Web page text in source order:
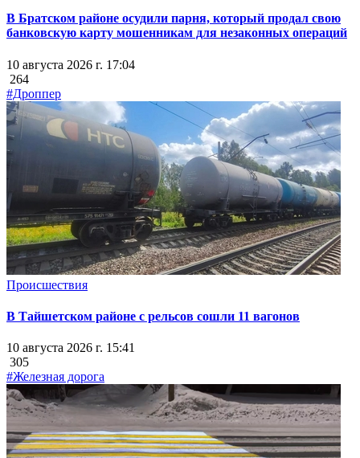
В Братском районе осудили парня, который продал свою
банковскую карту мошенникам для незаконных операций
10 августа 2026 г. 17:04
264
#Дроппер
Происшествия
В Тайшетском районе с рельсов сошли 11 вагонов
10 августа 2026 г. 15:41
305
#Железная дорога